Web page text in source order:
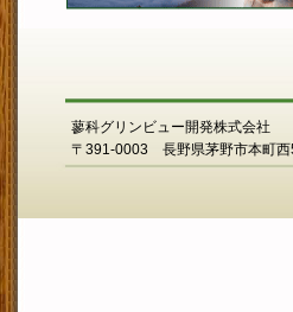
蓼科グリンビュー開発株式会社
〒391-0003 長野県茅野市本町